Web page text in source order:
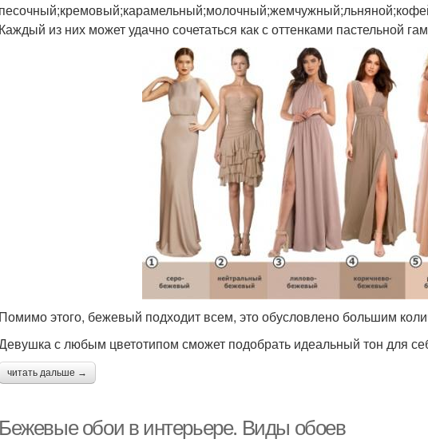
Каждый из них может удачно сочетаться как с оттенками пастельной
Помимо этого, бежевый подходит всем, это обусловлено большим
с любым цветотипом сможет подобрать идеальный тон для
читать дальше →
Бежевые обои в интерьере. Виды обоев